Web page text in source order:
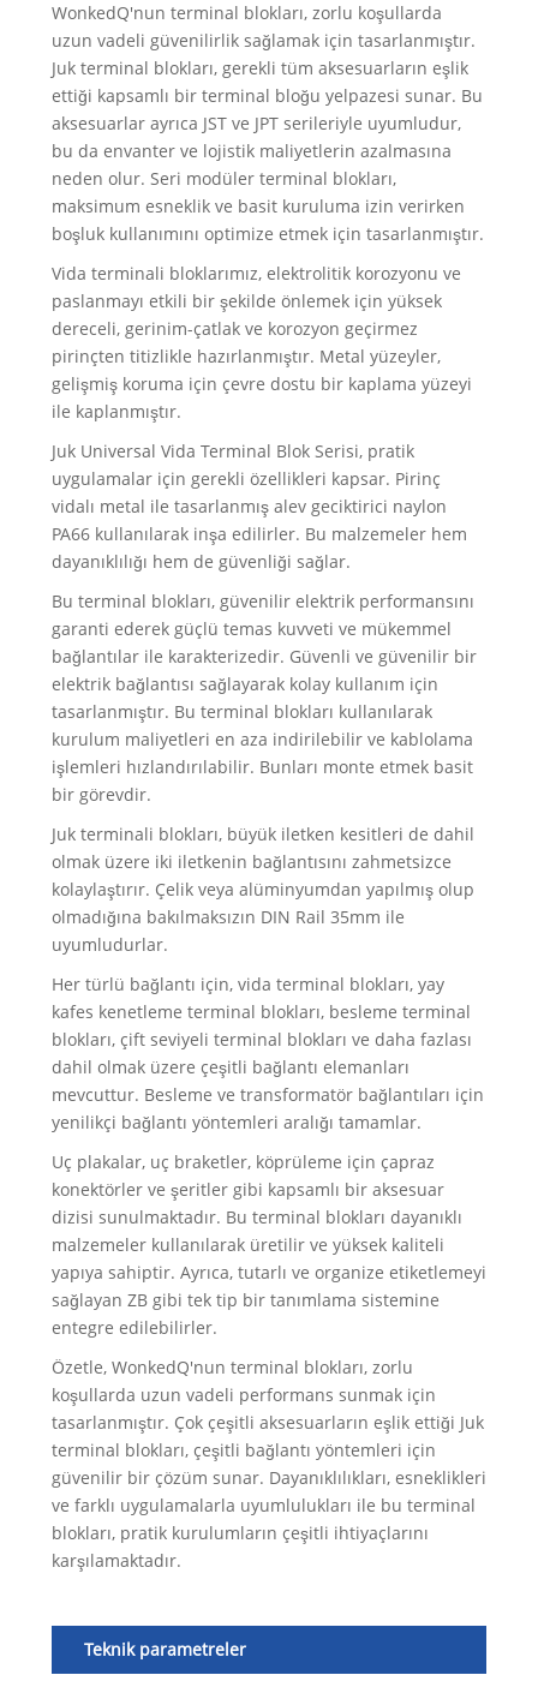
WonkedQ'nun terminal blokları, zorlu koşullarda
uzun vadeli güvenilirlik sağlamak için tasarlanmıştır.
Juk terminal blokları, gerekli tüm aksesuarların eşlik
ettiği kapsamlı bir terminal bloğu yelpazesi sunar. Bu
aksesuarlar ayrıca JST ve JPT serileriyle uyumludur,
bu da envanter ve lojistik maliyetlerin azalmasına
neden olur. Seri modüler terminal blokları,
maksimum esneklik ve basit kuruluma izin verirken
boşluk kullanımını optimize etmek için tasarlanmıştır.
Vida terminali bloklarımız, elektrolitik korozyonu ve
paslanmayı etkili bir şekilde önlemek için yüksek
dereceli, gerinim-çatlak ve korozyon geçirmez
pirinçten titizlikle hazırlanmıştır. Metal yüzeyler,
gelişmiş koruma için çevre dostu bir kaplama yüzeyi
ile kaplanmıştır.
Juk Universal Vida Terminal Blok Serisi, pratik
uygulamalar için gerekli özellikleri kapsar. Pirinç
vidalı metal ile tasarlanmış alev geciktirici naylon
PA66 kullanılarak inşa edilirler. Bu malzemeler hem
dayanıklılığı hem de güvenliği sağlar.
Bu terminal blokları, güvenilir elektrik performansını
garanti ederek güçlü temas kuvveti ve mükemmel
bağlantılar ile karakterizedir. Güvenli ve güvenilir bir
elektrik bağlantısı sağlayarak kolay kullanım için
tasarlanmıştır. Bu terminal blokları kullanılarak
kurulum maliyetleri en aza indirilebilir ve kablolama
işlemleri hızlandırılabilir. Bunları monte etmek basit
bir görevdir.
Juk terminali blokları, büyük iletken kesitleri de dahil
olmak üzere iki iletkenin bağlantısını zahmetsizce
kolaylaştırır. Çelik veya alüminyumdan yapılmış olup
olmadığına bakılmaksızın DIN Rail 35mm ile
uyumludurlar.
Her türlü bağlantı için, vida terminal blokları, yay
kafes kenetleme terminal blokları, besleme terminal
blokları, çift seviyeli terminal blokları ve daha fazlası
dahil olmak üzere çeşitli bağlantı elemanları
mevcuttur. Besleme ve transformatör bağlantıları için
yenilikçi bağlantı yöntemleri aralığı tamamlar.
Uç plakalar, uç braketler, köprüleme için çapraz
konektörler ve şeritler gibi kapsamlı bir aksesuar
dizisi sunulmaktadır. Bu terminal blokları dayanıklı
malzemeler kullanılarak üretilir ve yüksek kaliteli
yapıya sahiptir. Ayrıca, tutarlı ve organize etiketlemeyi
sağlayan ZB gibi tek tip bir tanımlama sistemine
entegre edilebilirler.
Özetle, WonkedQ'nun terminal blokları, zorlu
koşullarda uzun vadeli performans sunmak için
tasarlanmıştır. Çok çeşitli aksesuarların eşlik ettiği Juk
terminal blokları, çeşitli bağlantı yöntemleri için
güvenilir bir çözüm sunar. Dayanıklılıkları, esneklikleri
ve farklı uygulamalarla uyumlulukları ile bu terminal
blokları, pratik kurulumların çeşitli ihtiyaçlarını
karşılamaktadır.
Teknik parametreler